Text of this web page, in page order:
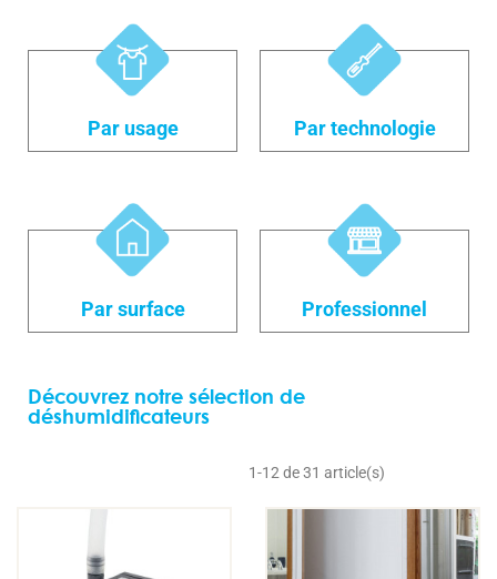
Par usage Par technologie
Par surface Professionnel
Découvrez notre sélection de
déshumidificateurs
1-12 de 31 article(s)